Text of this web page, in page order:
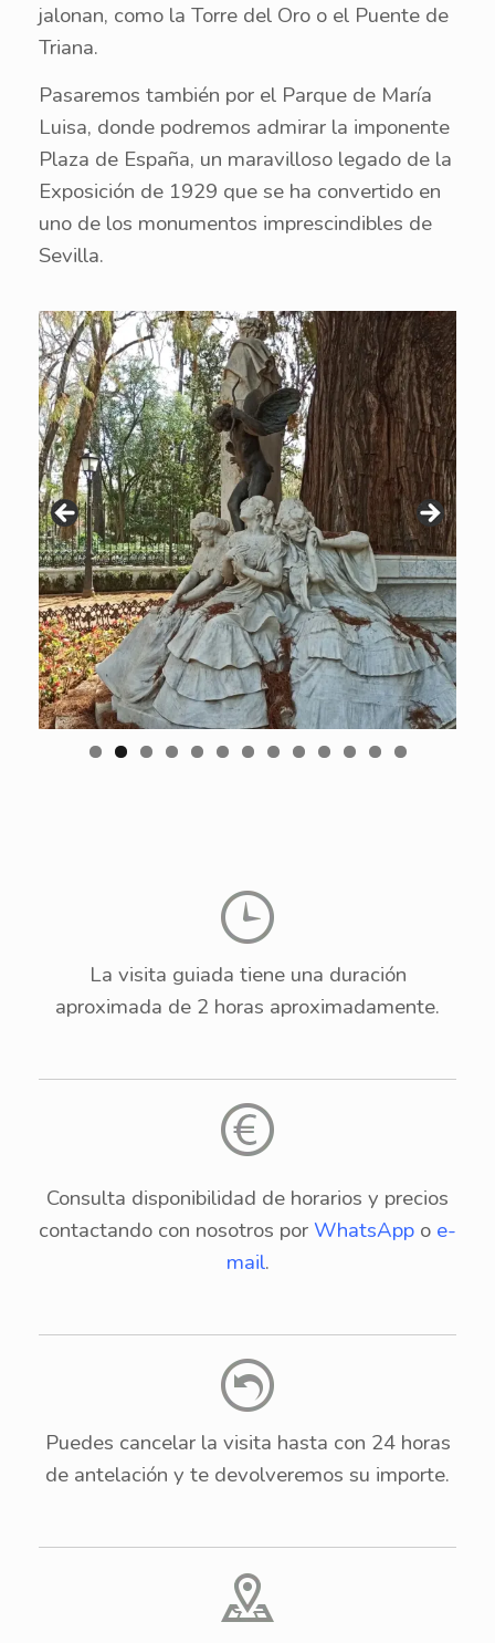
jalonan, como la Torre del Oro o el Puente de
Triana.
Pasaremos también por el Parque de María
Luisa, donde podremos admirar la imponente
Plaza de España, un maravilloso legado de la
Exposición de 1929 que se ha convertido en
uno de los monumentos imprescindibles de
Sevilla.
0 1 2 3
La visita guiada tiene una duración
aproximada de 2 horas aproximadamente.
Consulta disponibilidad de horarios y precios
contactando con nosotros porWhatsApp o e-
mail.
Puedes cancelar la visita hasta con 24 horas
de antelación y te devolveremos su importe.